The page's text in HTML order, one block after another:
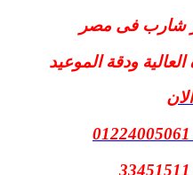
شارب فى مصر
ودقة الموعيد